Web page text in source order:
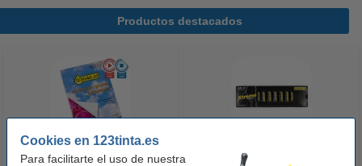
Cookies en 123tinta.es
Para facilitarte el uso de nuestra
Productos destacados